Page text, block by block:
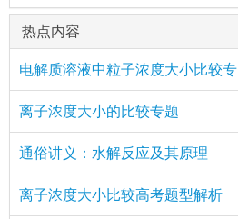
热点内容
电解质溶液中粒子浓度大小比较专
离子浓度大小的比较专题
通俗讲义：水解反应及其原理
离子浓度大小比较高考题型解析